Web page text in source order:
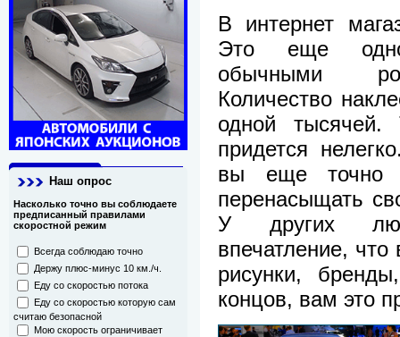
Наш опрос
Насколько точно вы соблюдаете
предписанный правилами
скоростной режим
Всегда соблюдаю точно
Держу плюс-минус 10 км./ч.
Еду со скоростью потока
Еду со скоростью которую сам
считаю безопасной
Мою скорость ограничивает
В интернет
Это еще
обычными
Количество
одной
придется
вы еще точно
перенасыщать
У других
впечатление,
рисунки,
концов, вам это